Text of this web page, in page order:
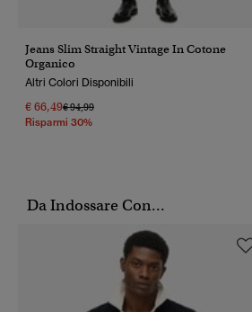
Jeans Slim Straight Vintage In Cotone
Organico
Altri Colori Disponibili
€ 66,49Prezzo Ridotto Da
€ 94,99A
Risparmi 30%
Da Indossare Con...